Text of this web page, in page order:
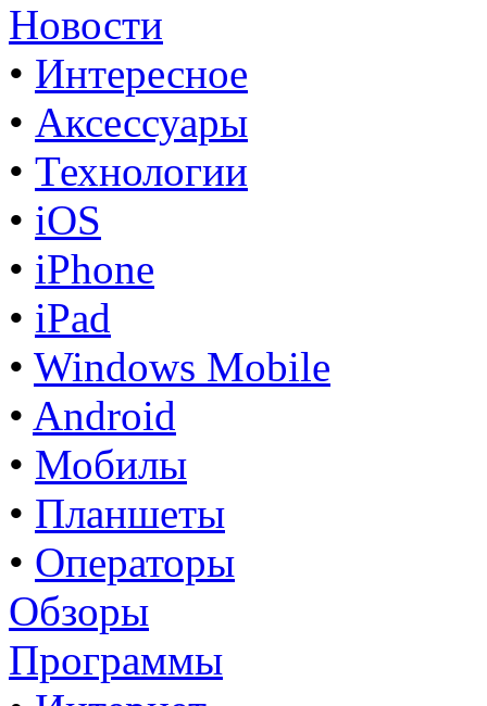
Новости
• Интересное
• Аксессуары
• Технологии
• iOS
• iPhone
• iPad
• Windows Mobile
• Android
• Мобилы
• Планшеты
• Операторы
Обзоры
Программы